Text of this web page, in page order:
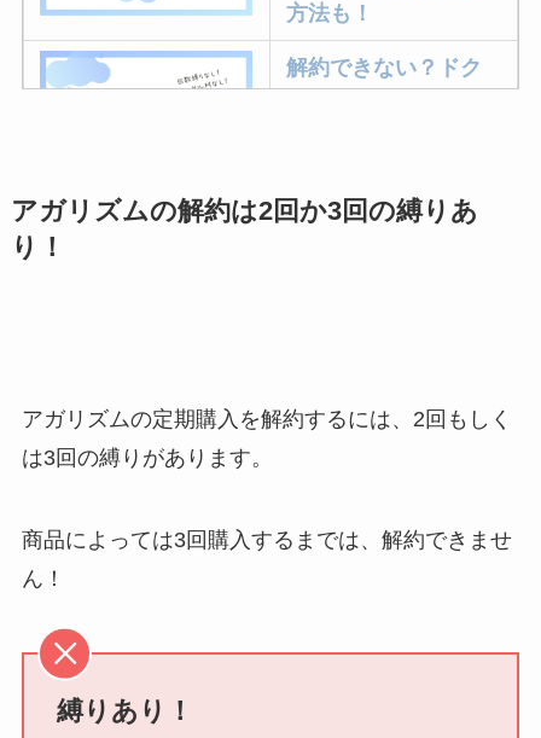
方法も！
解約できない？ドク
ミュゼプラチナムの
とめ！最短手続きや
ユンス美容液の解約
アガリズムの解約は2回か3回の縛りあ
り！
アガリズムの定期購入を解約するには、2回もしく
は3回の縛りがあります。
商品によっては3回購入するまでは、解約できませ
ん！
縛りあり！